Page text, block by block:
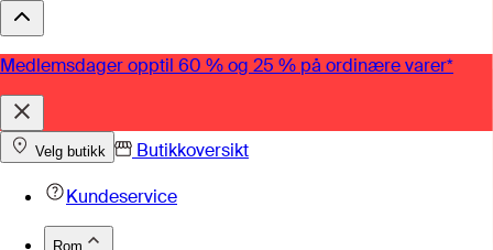
Medlemsdager opptil 60 % og 25 % på ordinære varer*
Velg butikk
Butikkoversikt
Kundeservice
Rom